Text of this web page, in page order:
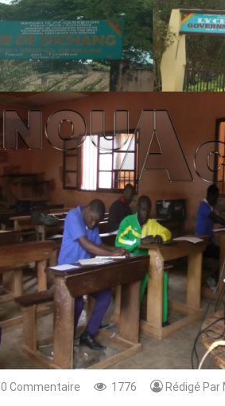
0 Commentaire 1776 Rédigé